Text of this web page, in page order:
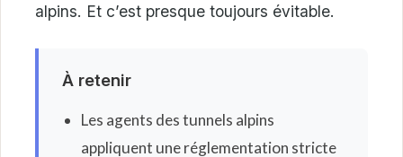
alpins. Et c’est presque toujours évitable.
À retenir
Les agents des tunnels alpins
appliquent une réglementation stricte